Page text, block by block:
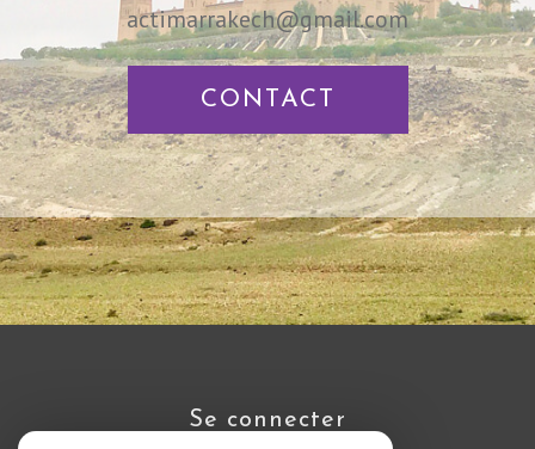
actimarrakech@gmail.com
CONTACT
Se connecter